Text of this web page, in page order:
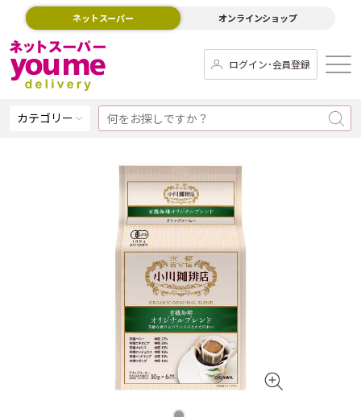
ネットスーパー オンラインショップ
ログイン･会員登録
カテゴリー